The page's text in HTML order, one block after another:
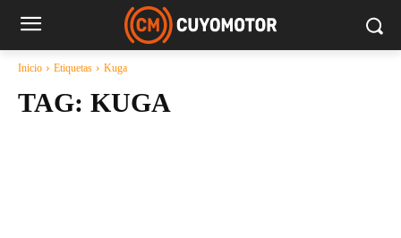
Inicio Etiquetas Kuga
TAG: KUGA